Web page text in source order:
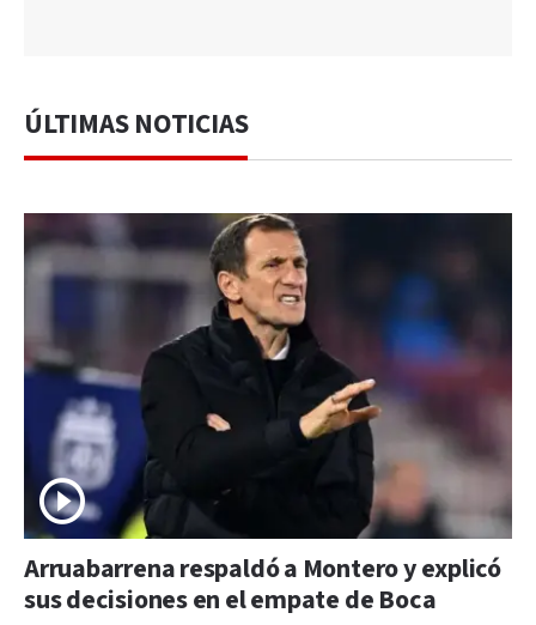
ÚLTIMAS NOTICIAS
Arruabarrena respaldó a Montero y explicó
sus decisiones en el empate de Boca